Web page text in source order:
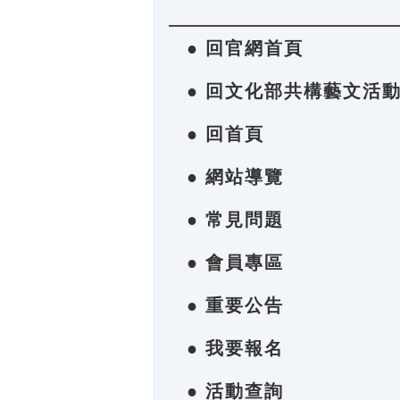
● 回官網首頁
● 回文化部共構藝文活
● 回首頁
● 網站導覽
● 常見問題
● 會員專區
● 重要公告
● 我要報名
● 活動查詢